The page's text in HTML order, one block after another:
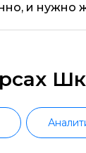
и нужно